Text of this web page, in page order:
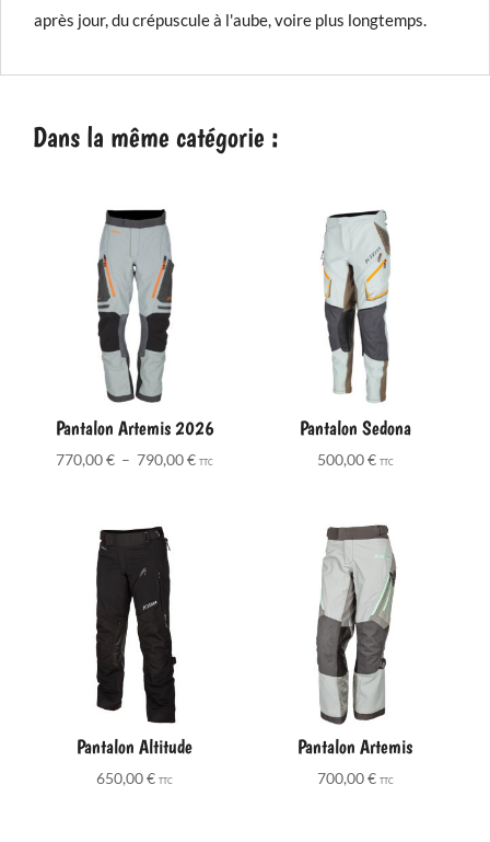
après jour, du crépuscule à l'aube, voire plus longtemps.
Dans la même catégorie :
Pantalon Artemis 2026
770,00€ – 790,00€Plage
TTC
Pantalon Sedona
500,00€ TTC
Pantalon Altitude
650,00€ TTC
Pantalon Artemis
700,00€ TTC